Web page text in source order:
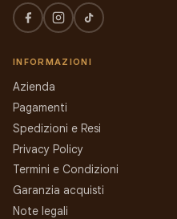
INFORMAZIONI
Azienda
Pagamenti
Spedizioni e Resi
Privacy Policy
Termini e Condizioni
Garanzia acquisti
Note legali